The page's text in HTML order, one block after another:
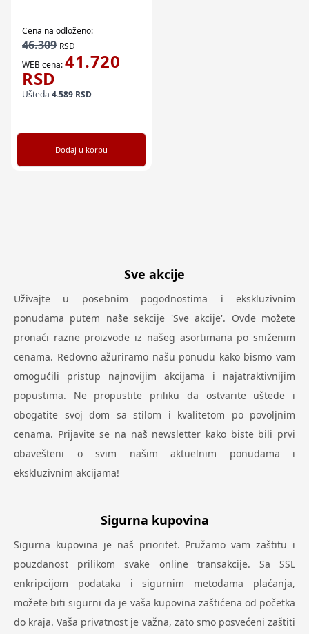
Cena na odloženo:
46.309 RSD
WEB cena:41.720
RSD
Ušteda 4.589 RSD
Dodaj u korpu
Sve akcije
Uživajte u posebnim pogodnostima i ekskluzivnim
ponudama putem naše sekcije 'Sve akcije'. Ovde možete
pronaći razne proizvode iz našeg asortimana po sniženim
cenama. Redovno ažuriramo našu ponudu kako bismo vam
omogućili pristup najnovijim akcijama i najatraktivnijim
popustima. Ne propustite priliku da ostvarite uštede i
obogatite svoj dom sa stilom i kvalitetom po povoljnim
cenama. Prijavite se na naš newsletter kako biste bili prvi
obavešteni o svim našim aktuelnim ponudama i
ekskluzivnim akcijama!
Sigurna kupovina
Sigurna kupovina je naš prioritet. Pružamo vam zaštitu i
pouzdanost prilikom svake online transakcije. Sa SSL
enkripcijom podataka i sigurnim metodama plaćanja,
možete biti sigurni da je vaša kupovina zaštićena od početka
do kraja. Vaša privatnost je važna, zato smo posvećeni zaštiti